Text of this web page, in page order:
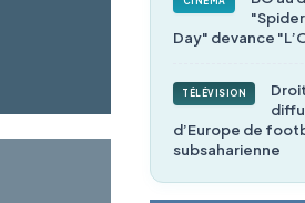
Day" devance
TÉLÉVISION
d’Europe de
subsaharienne